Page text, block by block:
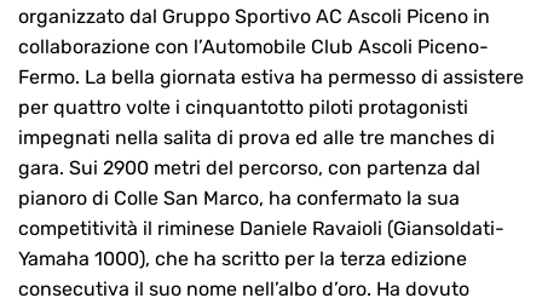
organizzato dal Gruppo Sportivo AC Ascoli Piceno in
collaborazione con l’Automobile Club Ascoli Piceno-
Fermo. La bella giornata estiva ha permesso di assistere
per quattro volte i cinquantotto piloti protagonisti
impegnati nella salita di prova ed alle tre manches di
gara. Sui 2900 metri del percorso, con partenza dal
pianoro di Colle San Marco, ha confermato la sua
competitività il riminese Daniele Ravaioli (Giansoldati-
Yamaha 1000), che ha scritto per la terza edizione
consecutiva il suo nome nell’albo d’oro. Ha dovuto